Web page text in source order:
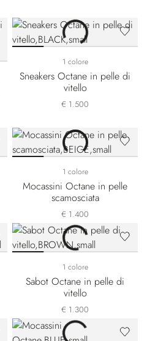
1 colore
Sneakers Octane in pelle di
vitello
€ 1.500
1 colore
Mocassini Octane in pelle
scamosciata
€ 1.400
1 colore
Sabot Octane in pelle di
vitello
€ 1.300